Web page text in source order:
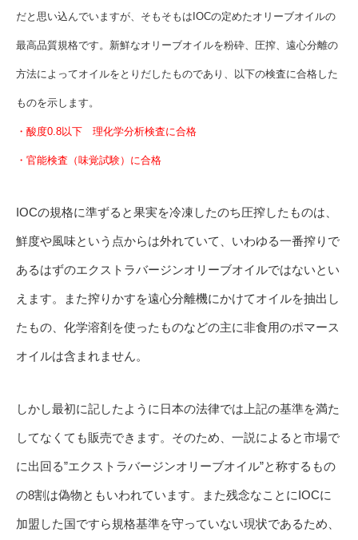
だと思い込んでいますが、そもそもはIOCの定めたオリーブオイルの
最高品質規格です。新鮮なオリーブオイルを粉砕、圧搾、遠心分離の
方法によってオイルをとりだしたものであり、以下の検査に合格した
ものを示します。
・酸度0.8以下 理化学分析検査に合格
・官能検査（味覚試験）に合格
IOCの規格に準ずると果実を冷凍したのち圧搾したものは、
鮮度や風味という点からは外れていて、いわゆる一番搾りで
あるはずのエクストラバージンオリーブオイルではないとい
えます。また搾りかすを遠心分離機にかけてオイルを抽出し
たもの、化学溶剤を使ったものなどの主に非食用のポマース
オイルは含まれません。
しかし最初に記したように日本の法律では上記の基準を満た
してなくても販売できます。そのため、一説によると市場で
に出回る”エクストラバージンオリーブオイル”と称するもの
の8割は偽物ともいわれています。また残念なことにIOCに
加盟した国ですら規格基準を守っていない現状であるため、